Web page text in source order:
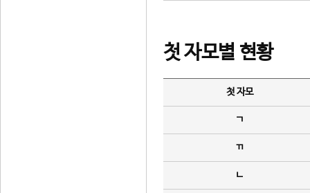
첫 자모별 현황
첫 자모
ㄱ
ㄲ
ㄴ